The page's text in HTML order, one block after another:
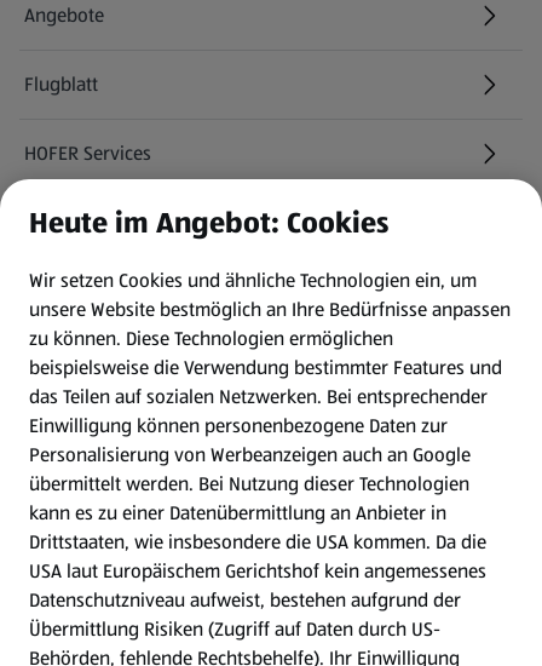
Angebote
Flugblatt
HOFER Services
Newsletter
WhatsApp
Gewinnspiele
Mein HOFER. Meine Einkäufe.
Meine Meinung. Mein HOFER.
Gutscheingroßbestellung
(öffnet in einem neuen Tab)
Folge uns hier:
Heute im Angebot: Cookies
Wir setzen Cookies und ähnliche Technologien ein, um
unsere Website bestmöglich an Ihre Bedürfnisse anpassen
zu können. Diese Technologien ermöglichen
beispielsweise die Verwendung bestimmter Features und
das Teilen auf sozialen Netzwerken. Bei entsprechender
Einwilligung können personenbezogene Daten zur
Personalisierung von Werbeanzeigen auch an Google
übermittelt werden. Bei Nutzung dieser Technologien
kann es zu einer Datenübermittlung an Anbieter in
Drittstaaten, wie insbesondere die USA kommen. Da die
USA laut Europäischem Gerichtshof kein angemessenes
Datenschutzniveau aufweist, bestehen aufgrund der
Übermittlung Risiken (Zugriff auf Daten durch US-
Behörden, fehlende Rechtsbehelfe). Ihr Einwilligung